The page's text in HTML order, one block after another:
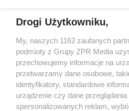
Żaden utwór zamieszczony w serwisie nie
rozpowszechniany lub dalej
tym także elektroniczny lub mechaniczny)
eksploatacji w jakiejkolwiek formie,
Internecie bez pisemnej zgody właściciela
wykorzystanie utworów w całości lub w
tzn. bez właściwej zgody, jest zabronione
ścigane prawnie.
Drogi Użytkowniku,
My, naszych 1162 zaufanych
podmioty z Grupy ZPR Media
przechowujemy informacje na
przetwarzamy dane osobowe,
identyfikatory, standardowe
urządzenie czy dane
spersonalizowanych reklam,